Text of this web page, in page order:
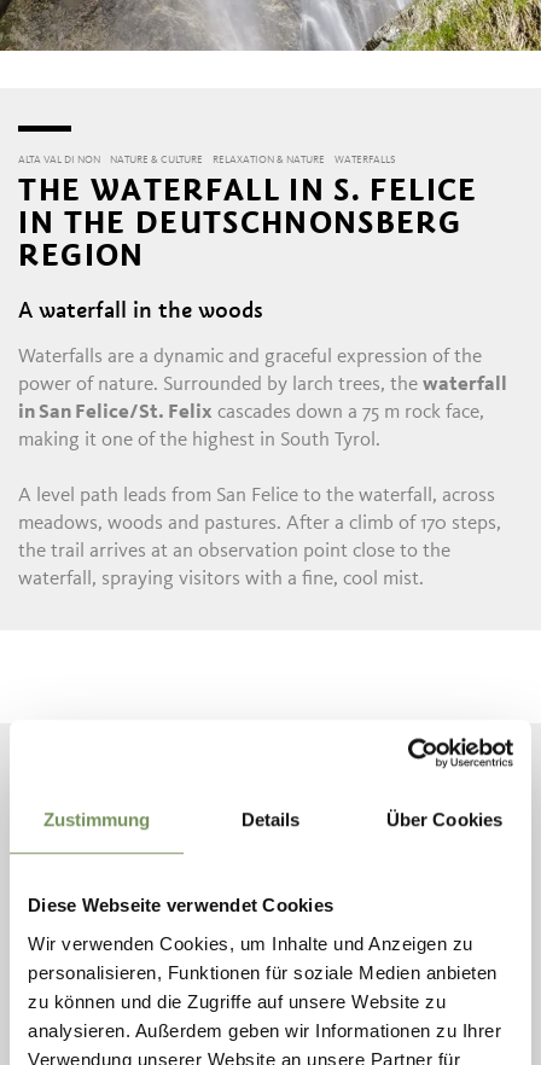
Zustimmung Details Über Cookies
Diese Webseite verwendet Cookies
Wir verwenden Cookies, um Inhalte und Anzeigen zu
personalisieren, Funktionen für soziale Medien anbieten
zu können und die Zugriffe auf unsere Website zu
analysieren. Außerdem geben wir Informationen zu Ihrer
Verwendung unserer Website an unsere Partner für
ALTA VAL DI NON NATURE & CULTURE RELAXATION & NATURE WATERFALLS
THE WATERFALL IN S. FELICE
IN THE DEUTSCHNONSBERG
REGION
A waterfall in the woods
Waterfalls are a dynamic and graceful expression of the
power of nature. Surrounded by larch trees, thewaterfall
in San Felice/St. Felix cascades down a 75 m rock face,
making it one of the highest in South Tyrol.
A level path leads from San Felice to the waterfall, across
meadows, woods and pastures. After a climb of 170 steps,
the trail arrives at an observation point close to the
waterfall, spraying visitors with a fine, cool mist.